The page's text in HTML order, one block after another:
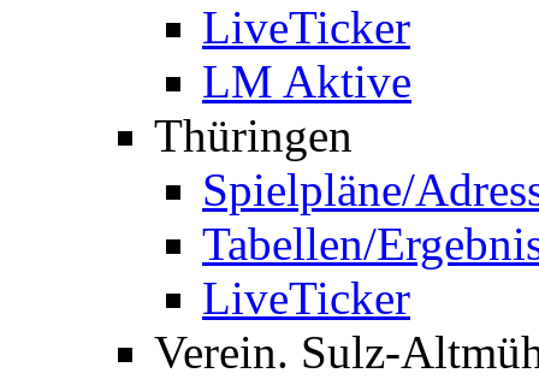
LiveTicker
LM Aktive
Thüringen
Spielpläne/
Tabellen/
LiveTicker
Verein. Sulz-